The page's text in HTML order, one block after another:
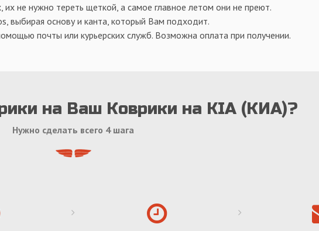
не нужно тереть щеткой, а самое главное летом они не преют.
выбирая основу и канта, который Вам подходит.
почты или курьерских служб. Возможна оплата при получении.
на Ваш Коврики на KIA (КИА)?
Нужно сделать всего 4 шага